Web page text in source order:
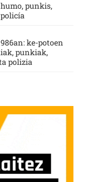
punkis,
ke-potoen
punkiak,
polizia